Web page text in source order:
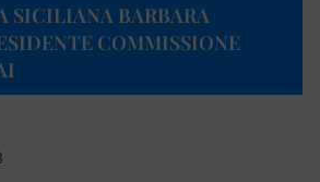
SICILIANA BARBARA
COMMISSIONE